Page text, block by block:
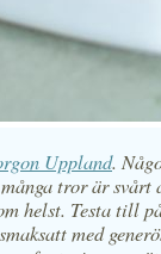
Uppland.
tror är svårt
helst. Testa till
med